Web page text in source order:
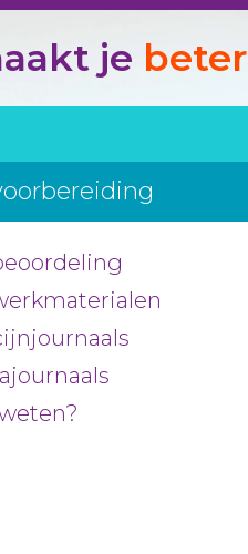
je beter